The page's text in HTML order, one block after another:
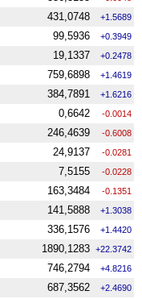
431,0748 +1.5689
99,5936 +0.3949
19,1337 +0.2478
759,6898 +1.4619
384,7891 +1.6216
0,6642 -0.0014
246,4639 -0.6008
24,9137 -0.0281
7,5155 -0.0228
163,3484 -0.1351
141,5888 +1.3038
336,1576 +1.4420
1890,1283 +22.3742
746,2794 +4.8216
687,3562 +2.4690